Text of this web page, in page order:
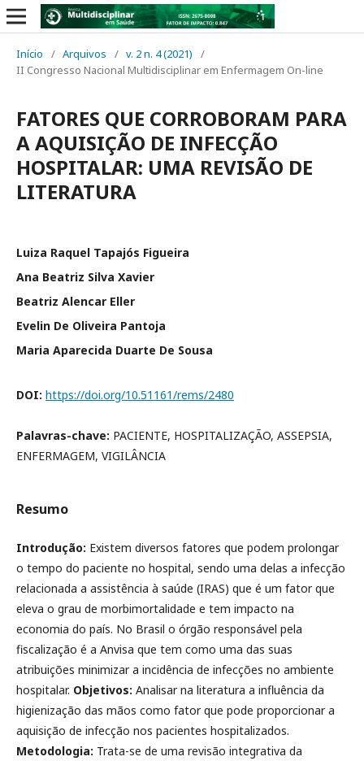
Início / Arquivos / v. 2 n. 4 (2021)
/
II Congresso Nacional Multidisciplinar em Enfermagem On-line
FATORES QUE CORROBORAM PARA
A AQUISIÇÃO DE INFECÇÃO
HOSPITALAR: UMA REVISÃO DE
LITERATURA
Luiza Raquel Tapajós Figueira
Ana Beatriz Silva Xavier
Beatriz Alencar Eller
Evelin De Oliveira Pantoja
Maria Aparecida Duarte De Sousa
DOI: https://doi.org/10.51161/rems/2480
Palavras-chave: PACIENTE, HOSPITALIZAÇÃO, ASSEPSIA,
ENFERMAGEM, VIGILÂNCIA
Resumo
Introdução: Existem diversos fatores que podem prolongar
o tempo do paciente no hospital, sendo uma delas a infecção
relacionada a assistência à saúde (IRAS) que é um fator que
eleva o grau de morbimortalidade e tem impacto na
economia do país. No Brasil o órgão responsável pela
fiscalização é a Anvisa que tem como uma das suas
atribuições minimizar a incidência de infecções no ambiente
hospitalar. Objetivos: Analisar na literatura a influência da
higienização das mãos como fator que pode proporcionar a
aquisição de infecção nos pacientes hospitalizados.
Metodologia: Trata-se de uma revisão integrativa da